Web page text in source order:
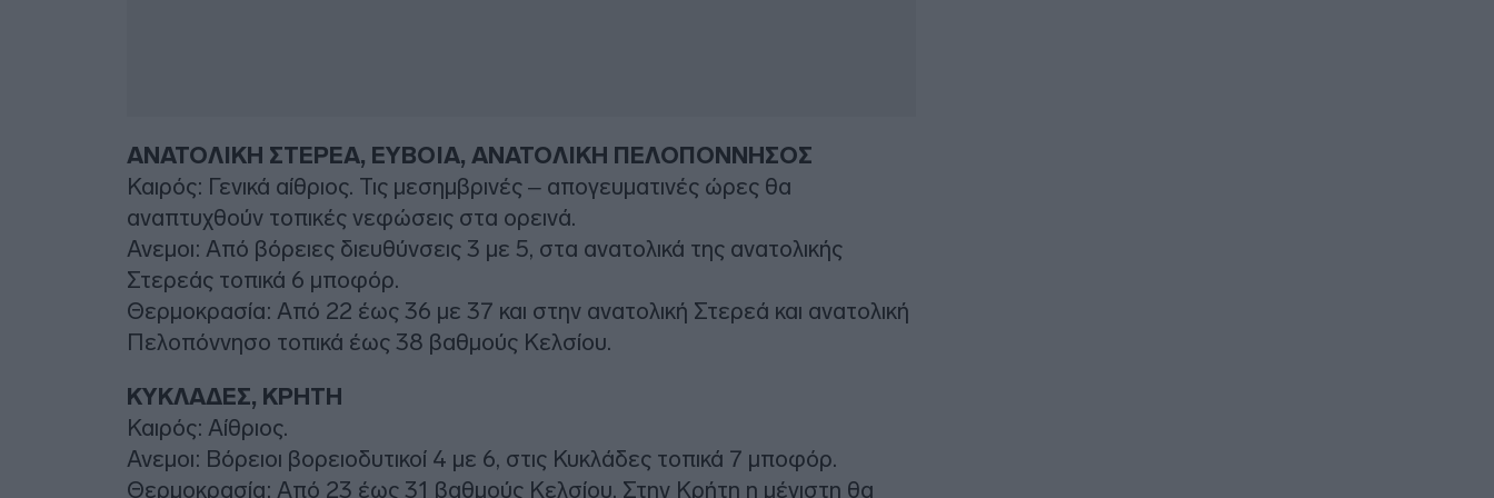
ΑΝΑΤΟΛΙΚΗ ΣΤΕΡΕΑ, ΕΥΒΟΙΑ, ΑΝΑΤΟΛΙΚΗ ΠΕΛΟΠΟΝΝΗΣΟΣ
Καιρός: Γενικά αίθριος. Τις μεσημβρινές – απογευματινές ώρες θα
αναπτυχθούν τοπικές νεφώσεις στα ορεινά.
Ανεμοι: Από βόρειες διευθύνσεις 3 με 5, στα ανατολικά της ανατολικής
Στερεάς τοπικά 6 μποφόρ.
Θερμοκρασία: Από 22 έως 36 με 37 και στην ανατολική Στερεά και ανατολική
Πελοπόννησο τοπικά έως 38 βαθμούς Κελσίου.
ΚΥΚΛΑΔΕΣ, ΚΡΗΤΗ
Καιρός: Αίθριος.
Ανεμοι: Βόρειοι βορειοδυτικοί 4 με 6, στις Κυκλάδες τοπικά 7 μποφόρ.
Θερμοκρασία: Από 23 έως 31 βαθμούς Κελσίου. Στην Κρήτη η μέγιστη θα